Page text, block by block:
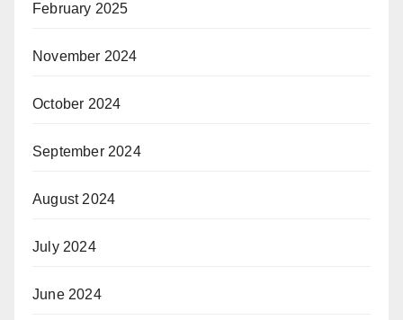
February 2025
November 2024
October 2024
September 2024
August 2024
July 2024
June 2024